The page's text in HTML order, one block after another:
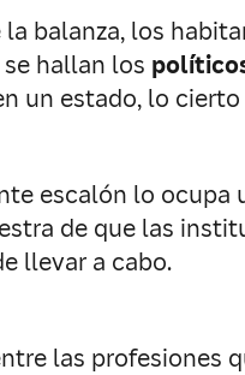
balanza, los
hallan los
un estado, lo
escalón lo
de que las
llevar a cabo.
las profesiones